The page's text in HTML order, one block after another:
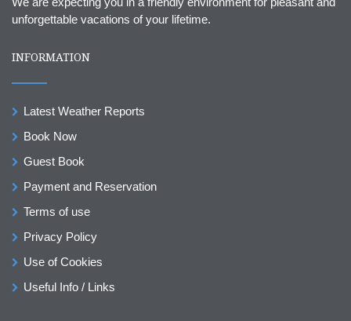
unforgettable vacations of your lifetime.
INFORMATION
Latest Weather Reports
Book Now
Guest Book
Payment and Reservation
Terms of use
Privacy Policy
Use of Cookies
Useful Info / Links